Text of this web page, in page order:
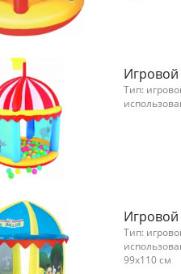
Тип:
Тип:
99x110 см